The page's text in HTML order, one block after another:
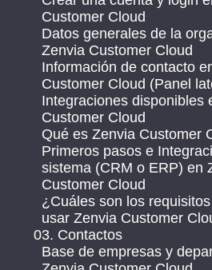
Customer Cloud
Datos generales de la
Zenvia Customer Cloud
Información de contacto
Customer Cloud (Panel
Integraciones disponibles
Customer Cloud
Qué es Zenvia Customer
Primeros pasos e
sistema (CRM o ERP) en
Customer Cloud
¿Cuáles son los
usar Zenvia Customer
03. Contactos
Base de empresas y